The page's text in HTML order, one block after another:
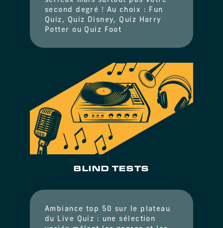
second degré ! Au choix : Fun
Quiz, Quiz Disney, Quiz Harry
Potter ou Quiz Foot
BLIND TESTS
Ambiance top 50 sur le plateau
du Live Quiz : une sélection